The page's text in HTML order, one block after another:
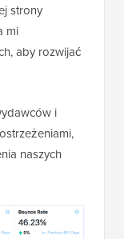
strony
mi
aby rozwijać
i
naszych